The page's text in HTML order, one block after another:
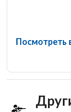
Посмотреть